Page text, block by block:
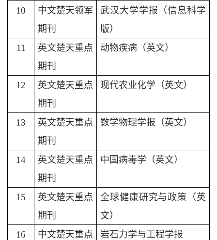
10
中文楚天领军
期刊
武汉大学学报（信息科学
版）
11
英文楚天重点
期刊
动物疾病（英文）
12
英文楚天重点
期刊
现代农业化学（英文）
13
英文楚天重点
期刊
数学物理学报（英文）
14
英文楚天重点
期刊
中国病毒学（英文）
15
英文楚天重点
期刊
全球健康研究与政策（英
文）
16
中文楚天重点
岩石力学与工程学报